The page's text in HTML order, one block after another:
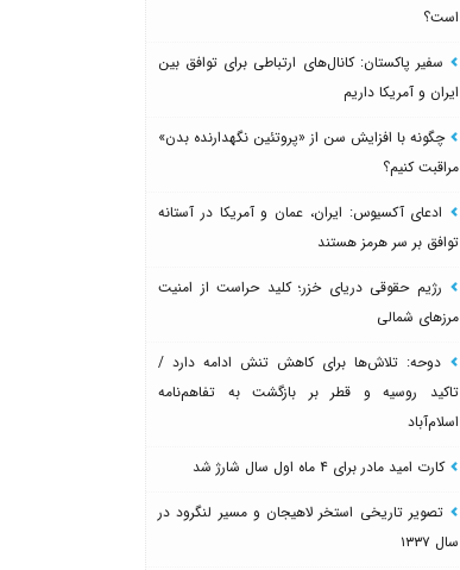
است؟
سفیر پاکستان: کانال‌های ارتباطی برای توافق بین
ایران و آمریکا داریم
چگونه با افزایش سن از «پروتئین نگهدارنده بدن»
مراقبت کنیم؟
ادعای آکسیوس: ایران، عمان و آمریکا در آستانه
توافق بر سر هرمز هستند
رژیم حقوقی دریای خزر؛ کلید حراست از امنیت
مرزهای شمالی
دوحه: تلاش‌ها برای کاهش تنش ادامه دارد /
تاکید روسیه و قطر بر بازگشت به تفاهم‌نامه
اسلام‌آباد
کارت امید مادر برای ۴ ماه اول سال شارژ شد
تصویر تاریخی استخر لاهیجان و مسیر لنگرود در
سال ۱۳۳۷